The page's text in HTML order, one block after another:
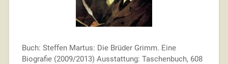
Buch: Steffen Martus: Die Brüder Grimm. Eine
Biografie (2009/2013) Ausstattung: Taschenbuch, 608